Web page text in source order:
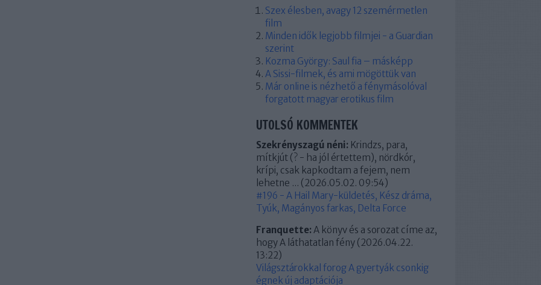
Szex élesben, avagy 12 szemérmetlen
film
Minden idők legjobb filmjei - a Guardian
szerint
Kozma György: Saul fia – másképp
A Sissi-filmek, és ami mögöttük van
Már online is nézhető a fénymásolóval
forgatott magyar erotikus film
UTOLSÓ KOMMENTEK
Szekrényszagú néni: Krindzs, para,
mítkjút (? - ha jól értettem), nördkór,
krípi, csak kapkodtam a fejem, nem
lehetne ... (2026.05.02. 09:54)
#196 - A Hail Mary-küldetés, Kész dráma,
Tyúk, Magányos farkas, Delta Force
Franquette: A könyv és a sorozat címe az,
hogy A láthatatlan fény (2026.04.22.
13:22)
Világsztárokkal forog A gyertyák csonkig
égnek új adaptációja